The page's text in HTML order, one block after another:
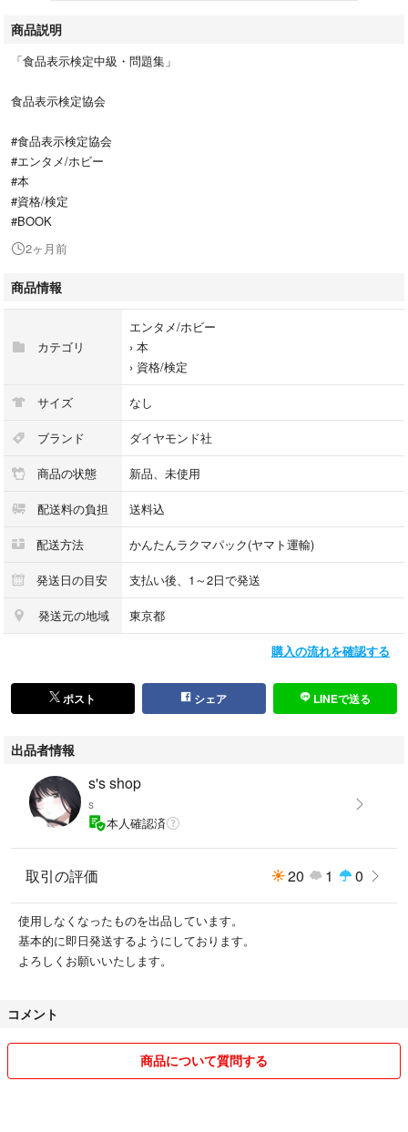
商品説明
「食品表示検定中級・問題集」
食品表示検定協会
#食品表示検定協会
#エンタメ/ホビー
#本
#資格/検定
#BOOK
2ヶ月前
商品情報
カテゴリ
エンタメ/ホビー
› 本
› 資格/検定
サイズ なし
ブランド ダイヤモンド社
商品の状態 新品、未使用
配送料の負担 送料込
配送方法 かんたんラクマパック(ヤマト運輸)
発送日の目安 支払い後、1～2日で発送
発送元の地域 東京都
購入の流れを確認する
ポスト シェア LINEで送る
出品者情報
s's shop
s
本人確認済
取引の評価 20 1 0
使用しなくなったものを出品しています。
基本的に即日発送するようにしております。
よろしくお願いいたします。
コメント
商品について質問する